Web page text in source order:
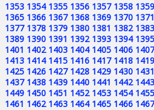
1353 1354 1355 1356 1357 1358 1359
1365 1366 1367 1368 1369 1370 1371
1377 1378 1379 1380 1381 1382 1383
1389 1390 1391 1392 1393 1394 1395
1401 1402 1403 1404 1405 1406 1407
1413 1414 1415 1416 1417 1418 1419
1425 1426 1427 1428 1429 1430 1431
1437 1438 1439 1440 1441 1442 1443
1449 1450 1451 1452 1453 1454 1455
1461 1462 1463 1464 1465 1466 1467